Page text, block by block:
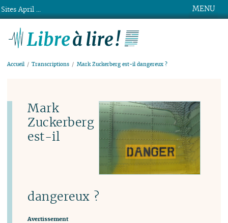
MENU
Accueil Transcriptions Mark Zuckerberg est-il dangereux ?
Mark
Zuckerberg
est-il
dangereux ?
Avertissement
Sites April ...